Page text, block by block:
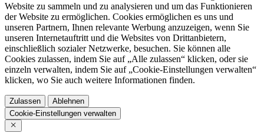
Website zu sammeln und zu analysieren und um das Funktionieren
der Website zu ermöglichen. Cookies ermöglichen es uns und
unseren Partnern, Ihnen relevante Werbung anzuzeigen, wenn Sie
unseren Internetauftritt und die Websites von Drittanbietern,
einschließlich sozialer Netzwerke, besuchen. Sie können alle
Cookies zulassen, indem Sie auf „Alle zulassen“ klicken, oder sie
einzeln verwalten, indem Sie auf „Cookie-Einstellungen verwalten“
klicken, wo Sie auch weitere Informationen finden.
Zulassen
Ablehnen
Cookie-Einstellungen verwalten